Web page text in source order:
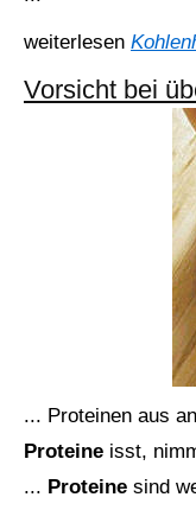
weiterlesen
Vorsicht bei
... Proteinen aus
Proteine isst,
... Proteine sind